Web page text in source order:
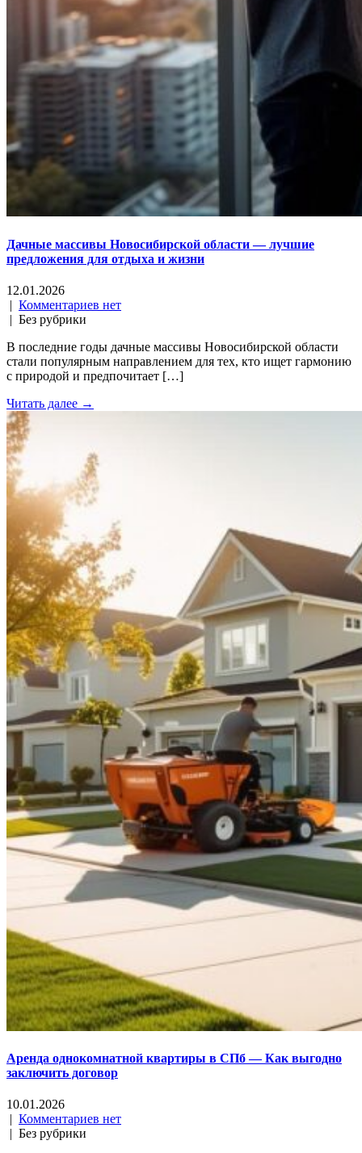
Дачные массивы Новосибирской области — лучшие
предложения для отдыха и жизни
12.01.2026
| Комментариев нет
| Без рубрики
В последние годы дачные массивы Новосибирской области
стали популярным направлением для тех, кто ищет гармонию
с природой и предпочитает […]
Читать далее →
Аренда однокомнатной квартиры в СПб — Как выгодно
заключить договор
10.01.2026
Комментариев нет
| Без рубрики